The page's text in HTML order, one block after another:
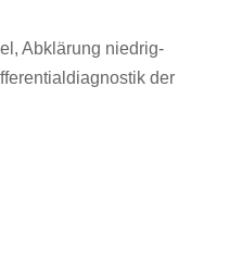
Abklärung niedrig-
der